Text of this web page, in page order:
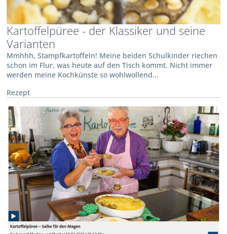
Kartoffelpüree - der Klassiker und seine
Varianten
Mmhhh, Stampfkartoffeln! Meine beiden Schulkinder riechen
schon im Flur, was heute auf den Tisch kommt. Nicht immer
werden meine Kochkünste so wohlwollend...
Rezept